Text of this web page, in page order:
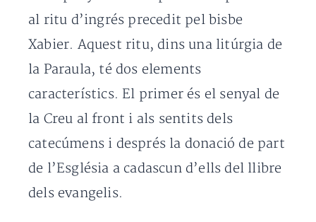
al ritu d’ingrés precedit pel bisbe
Xabier. Aquest ritu, dins una litúrgia de
la Paraula, té dos elements
característics. El primer és el senyal de
la Creu al front i als sentits dels
catecúmens i després la donació de part
de l’Església a cadascun d’ells del llibre
dels evangelis.